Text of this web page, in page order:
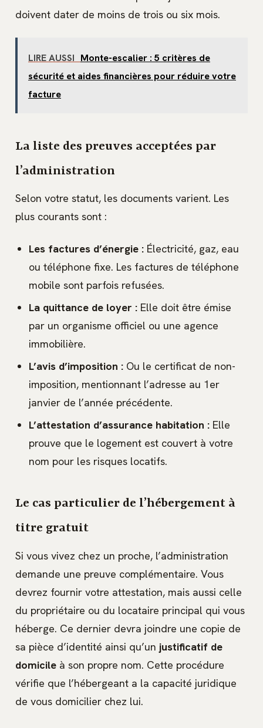
doivent dater de moins de trois ou six mois.
LIRE AUSSI Monte-escalier : 5 critères de
sécurité et aides financières pour réduire votre
facture
La liste des preuves acceptées par
l’administration
Selon votre statut, les documents varient. Les
plus courants sont :
Les factures d’énergie : Électricité, gaz, eau
ou téléphone fixe. Les factures de téléphone
mobile sont parfois refusées.
La quittance de loyer : Elle doit être émise
par un organisme officiel ou une agence
immobilière.
L’avis d’imposition : Ou le certificat de non-
imposition, mentionnant l’adresse au 1er
janvier de l’année précédente.
L’attestation d’assurance habitation : Elle
prouve que le logement est couvert à votre
nom pour les risques locatifs.
Le cas particulier de l’hébergement à
titre gratuit
Si vous vivez chez un proche, l’administration
demande une preuve complémentaire. Vous
devrez fournir votre attestation, mais aussi celle
du propriétaire ou du locataire principal qui vous
héberge. Ce dernier devra joindre une copie de
sa pièce d’identité ainsi qu’un justificatif de
domicile à son propre nom. Cette procédure
vérifie que l’hébergeant a la capacité juridique
de vous domicilier chez lui.